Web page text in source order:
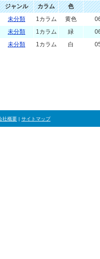
ジャンル カラム
色
未分類 1カラム 黄色
未分類 1カラム 緑
未分類 1カラム 白
社概要 | サイトマップ